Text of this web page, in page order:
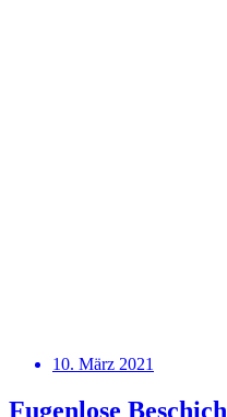
10. März 2021
Fugenlose